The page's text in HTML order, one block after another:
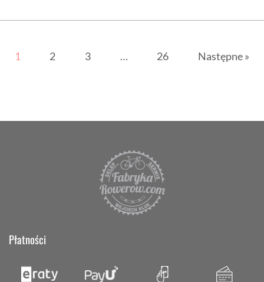
1 2 3 … 26 Następne »
Płatności